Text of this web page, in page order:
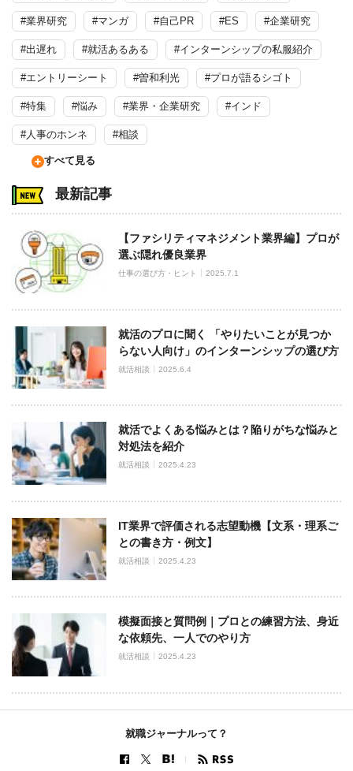
#業界研究 #マンガ #自己PR #ES #企業研究
#出遅れ #就活あるある #インターンシップの私服紹介
#エントリーシート #曽和利光 #プロが語るシゴト
#特集 #悩み #業界・企業研究 #インド
#人事のホンネ #相談
すべて見る
最新記事
【ファシリティマネジメント業界編】プロが
選ぶ隠れ優良業界
仕事の選び方・ヒント 2025.7.1
就活のプロに聞く 「やりたいことが見つか
らない人向け」のインターンシップの選び方
就活相談 2025.6.4
就活でよくある悩みとは？陥りがちな悩みと
対処法を紹介
就活相談 2025.4.23
IT業界で評価される志望動機【文系・理系ご
との書き方・例文】
就活相談 2025.4.23
模擬面接と質問例｜プロとの練習方法、身近
な依頼先、一人でのやり方
就活相談 2025.4.23
就職ジャーナルって？